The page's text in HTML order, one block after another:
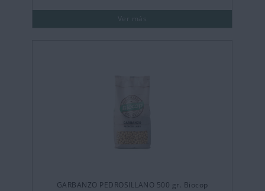
Ver más
GARBANZO PEDROSILLANO 500 gr. Biocop